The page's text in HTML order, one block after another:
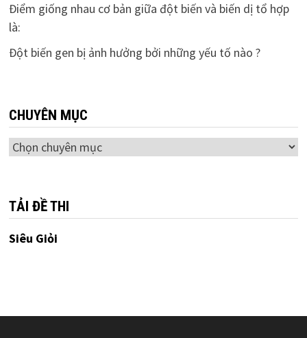
Điểm giống nhau cơ bản giữa đột biến và biến dị tổ hợp
là:
Đột biến gen bị ảnh hưởng bởi những yếu tố nào ?
CHUYÊN MỤC
Chuyên
TẢI ĐỀ THI
Siêu Giỏi